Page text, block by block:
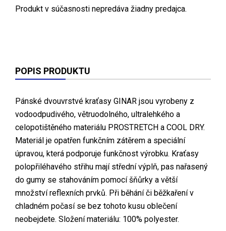
Produkt v súčasnosti nepredáva žiadny predajca.
POPIS PRODUKTU
Pánské dvouvrstvé kraťasy GINAR jsou vyrobeny z
vodoodpudivého, větruodolného, ultralehkého a
celopotištěného materiálu PROSTRETCH a COOL DRY.
Materiál je opatřen funkčním zátěrem a speciální
úpravou, která podporuje funkčnost výrobku. Kraťasy
polopřiléhavého střihu mají střední výplň, pas nařasený
do gumy se stahováním pomocí šňůrky a větší
množství reflexních prvků. Při běhání či běžkaření v
chladném počasí se bez tohoto kusu oblečení
neobejdete. Složení materiálu: 100% polyester.